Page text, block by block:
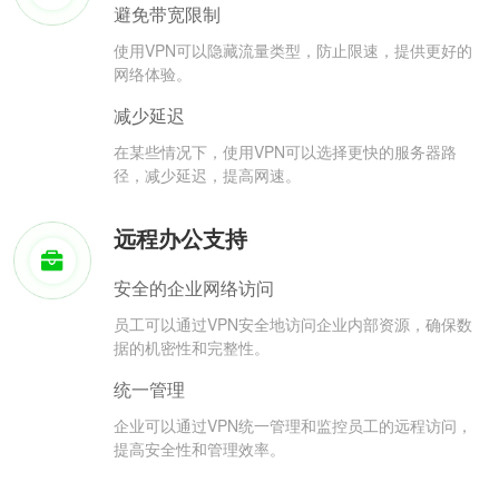
避免带宽限制
使用VPN可以隐藏流量类型，防止限速，提供更好的
网络体验。
减少延迟
在某些情况下，使用VPN可以选择更快的服务器路
径，减少延迟，提高网速。
远程办公支持
安全的企业网络访问
员工可以通过VPN安全地访问企业内部资源，确保数
据的机密性和完整性。
统一管理
企业可以通过VPN统一管理和监控员工的远程访问，
提高安全性和管理效率。